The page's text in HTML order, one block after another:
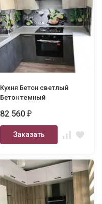
Кухня Бетон светлый
Бетон темный
82 560₽
Заказать